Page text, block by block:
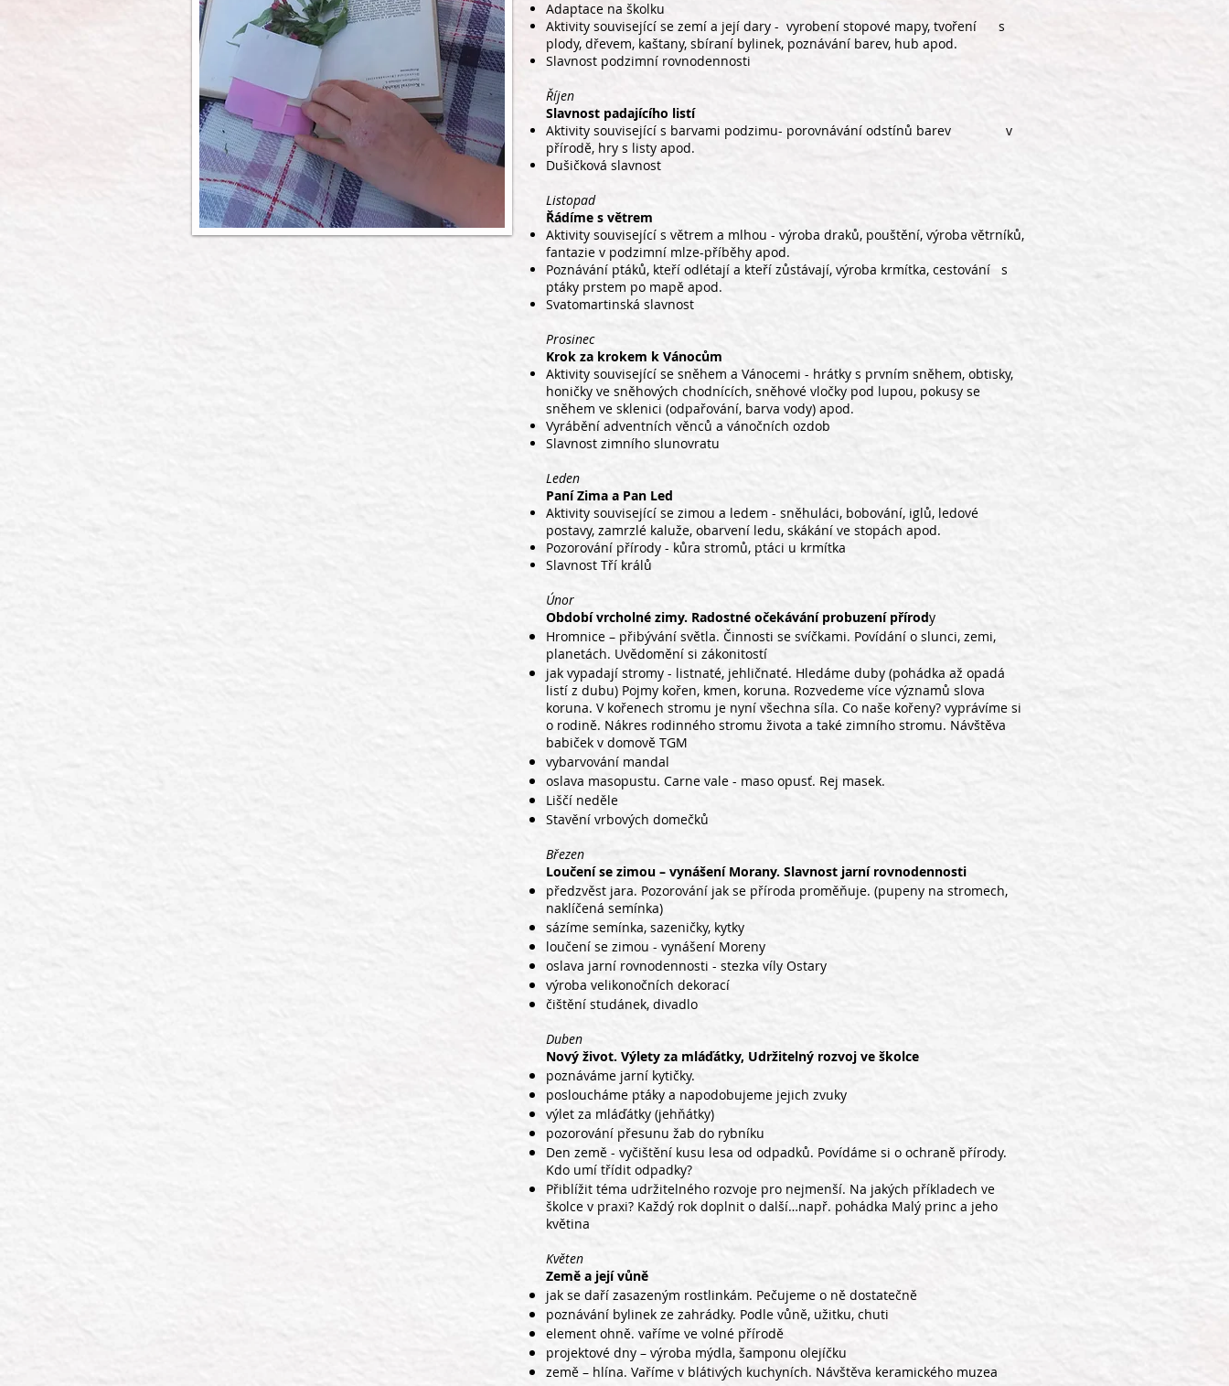
Adaptace na školku
Aktivity související se zemí a její dary - vyrobení stopové mapy, tvoření s
plody, dřevem, kaštany, sbíraní bylinek, poznávání barev, hub apod.
Slavnost podzimní rovnodennosti
Říjen
Slavnost padajícího listí
Aktivity související s barvami podzimu- porovnávání odstínů barev v
přírodě, hry s listy apod.
Dušičková slavnost
Listopad
Řádíme s větrem
Aktivity související s větrem a mlhou - výroba draků, pouštění, výroba větrníků,
fantazie v podzimní mlze-příběhy apod.
Poznávání ptáků, kteří odlétají a kteří zůstávají, výroba krmítka, cestování s
ptáky prstem po mapě apod.
Svatomartinská slavnost
Prosinec
Krok za krokem k Vánocům
Aktivity související se sněhem a Vánocemi - hrátky s prvním sněhem, obtisky,
honičky ve sněhových chodnících, sněhové vločky pod lupou, pokusy se
sněhem ve sklenici (odpařování, barva vody) apod.
Vyrábění adventních věnců a vánočních ozdob
Slavnost zimního slunovratu
Leden
Paní Zima a Pan Led
Aktivity související se zimou a ledem - sněhuláci, bobování, iglů, ledové
postavy, zamrzlé kaluže, obarvení ledu, skákání ve stopách apod.
Pozorování přírody - kůra stromů, ptáci u krmítka
Slavnost Tří králů
Únor
Období vrcholné zimy. Radostné očekávání probuzení přírody
Hromnice – přibývání světla. Činnosti se svíčkami. Povídání o slunci, zemi,
planetách. Uvědomění si zákonitostí
jak vypadají stromy - listnaté, jehličnaté. Hledáme duby (pohádka až opadá
listí z dubu) Pojmy kořen, kmen, koruna. Rozvedeme více významů slova
koruna. V kořenech stromu je nyní všechna síla. Co naše kořeny? vyprávíme si
o rodině. Nákres rodinného stromu života a také zimního stromu. Návštěva
babiček v domově TGM
vybarvování mandal
oslava masopustu. Carne vale - maso opusť. Rej masek.
Liščí neděle
Stavění vrbových domečků
Březen
Loučení se zimou – vynášení Morany. Slavnost jarní rovnodennosti
předzvěst jara. Pozorování jak se příroda proměňuje. (pupeny na stromech,
naklíčená semínka)
sázíme semínka, sazeničky, kytky
loučení se zimou - vynášení Moreny
oslava jarní rovnodennosti - stezka víly Ostary
výroba velikonočních dekorací
čištění studánek, divadlo
Duben
Nový život. Výlety za mláďátky, Udržitelný rozvoj ve školce
poznáváme jarní kytičky.
posloucháme ptáky a napodobujeme jejich zvuky
výlet za mláďátky (jehňátky)
pozorování přesunu žab do rybníku
Den země - vyčištění kusu lesa od odpadků. Povídáme si o ochraně přírody.
Kdo umí třídit odpadky?
Přiblížit téma udržitelného rozvoje pro nejmenší. Na jakých příkladech ve
školce v praxi? Každý rok doplnit o další…např. pohádka Malý princ a jeho
květina
Květen
Země a její vůně
jak se daří zasazeným rostlinkám. Pečujeme o ně dostatečně
poznávání bylinek ze zahrádky. Podle vůně, užitku, chuti
element ohně. vaříme ve volné přírodě
projektové dny – výroba mýdla, šamponu olejíčku
země – hlína. Vaříme v blátivých kuchyních. Návštěva keramického muzea